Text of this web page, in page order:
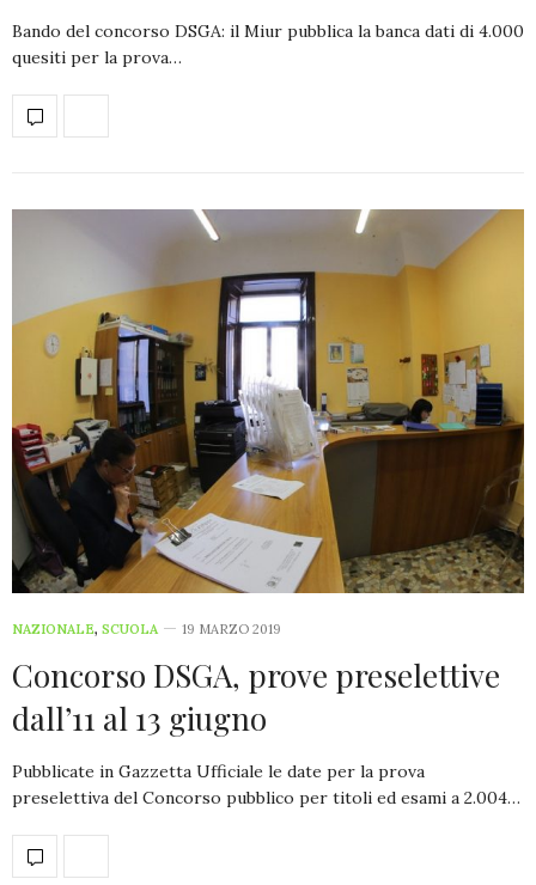
Bando del concorso DSGA: il Miur pubblica la banca dati di 4.000
quesiti per la prova…
NAZIONALE, SCUOLA 19 MARZO 2019
Concorso DSGA, prove preselettive
dall’11 al 13 giugno
Pubblicate in Gazzetta Ufficiale le date per la prova
preselettiva del Concorso pubblico per titoli ed esami a 2.004…